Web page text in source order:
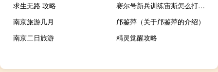
求生无路 攻略
赛尔号新兵训练宙斯怎么打（赛尔号宙斯怎么打）
南京旅游几月
邝鉴萍（关于邝鉴萍的介绍）
南京二日旅游
精灵觉醒攻略